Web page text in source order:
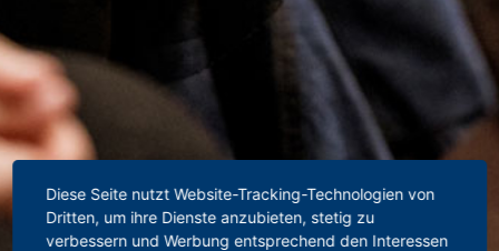
Diese Seite nutzt Website-Tracking-Technologien von
Dritten, um ihre Dienste anzubieten, stetig zu
verbessern und Werbung entsprechend den Interessen